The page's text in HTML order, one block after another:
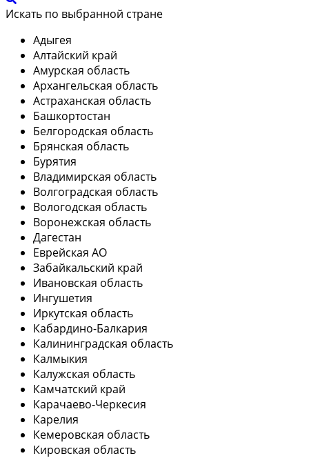
Искать по выбранной стране
Адыгея
Алтайский край
Амурская область
Архангельская область
Астраханская область
Башкортостан
Белгородская область
Брянская область
Бурятия
Владимирская область
Волгоградская область
Вологодская область
Воронежская область
Дагестан
Еврейская АО
Забайкальский край
Ивановская область
Ингушетия
Иркутская область
Кабардино-Балкария
Калининградская область
Калмыкия
Калужская область
Камчатский край
Карачаево-Черкесия
Карелия
Кемеровская область
Кировская область